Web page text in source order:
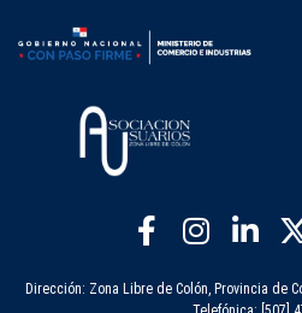
Dirección: Zona Libre de Colón, Provincia de